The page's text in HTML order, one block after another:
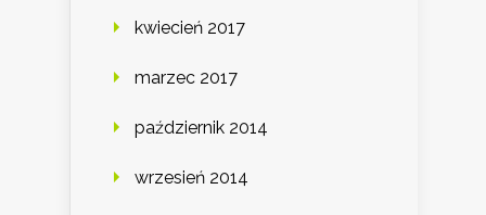
kwiecień 2017
marzec 2017
październik 2014
wrzesień 2014